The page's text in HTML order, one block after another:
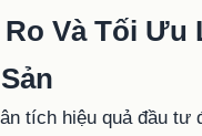
Và Tối Ưu